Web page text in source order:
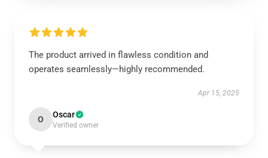
The product arrived in flawless condition and
operates seamlessly—highly recommended.
Apr 15, 2025
O Oscar
Verified owner